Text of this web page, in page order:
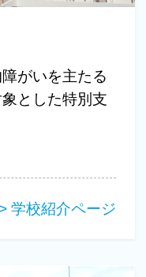
がいを主たる
とした特別支
学校紹介ページ